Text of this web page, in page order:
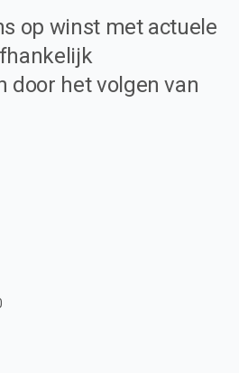
op winst met actuele
door het volgen van